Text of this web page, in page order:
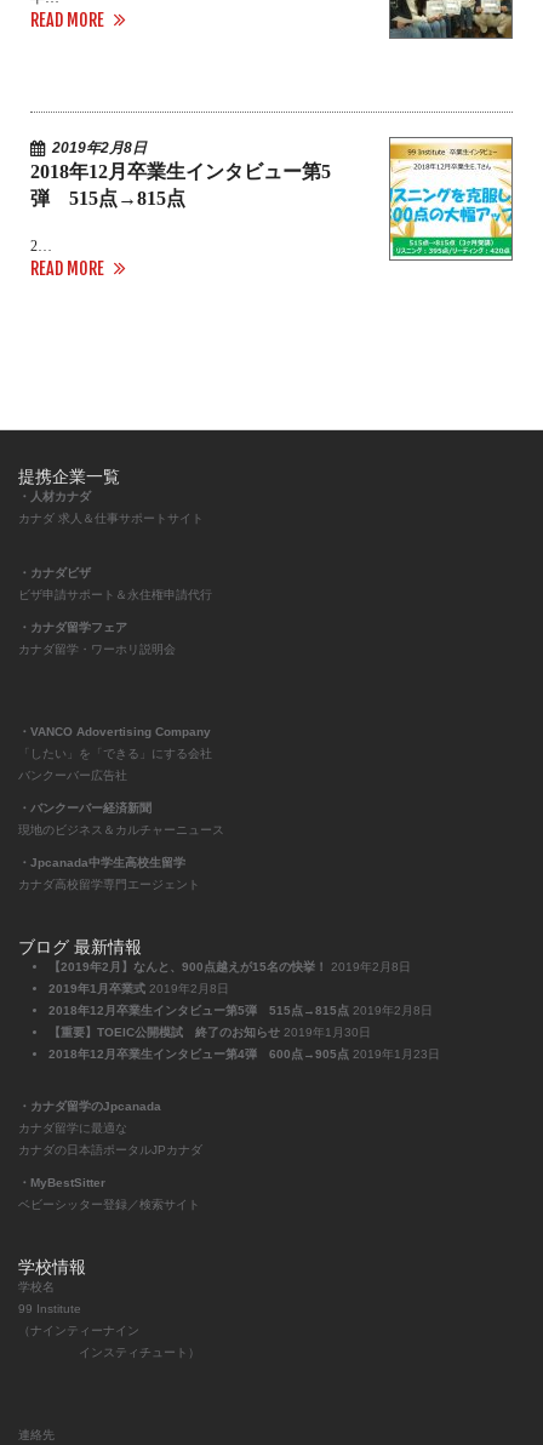
READ MORE
2019年2月8日
2018年12月卒業生インタビュー第5
弾 515点→815点
2…
READ MORE
提携企業一覧
・人材カナダ
カナダ 求人＆仕事サポートサイト
・カナダビザ
ビザ申請サポート＆永住権申請代行
・カナダ留学フェア
カナダ留学・ワーホリ説明会
・VANCO Adovertising Company
「したい」を「できる」にする会社
バンクーバー広告社
・バンクーバー経済新聞
現地のビジネス＆カルチャーニュース
・Jpcanada中学生高校生留学
カナダ高校留学専門エージェント
ブログ 最新情報
【2019年2月】なんと、900点越えが15名の快挙！
2019年2月8日
2019年1月卒業式 2019年2月8日
2018年12月卒業生インタビュー第5弾 515点→815点 2019年2月8日
【重要】TOEIC公開模試 終了のお知らせ 2019年1月30日
2018年12月卒業生インタビュー第4弾 600点→905点 2019年1月23日
・カナダ留学のJpcanada
カナダ留学に最適な
カナダの日本語ポータルJPカナダ
・MyBestSitter
ベビーシッター登録／検索サイト
学校情報
学校名
99 Institute
（ナインティーナイン
インスティチュート）
連絡先